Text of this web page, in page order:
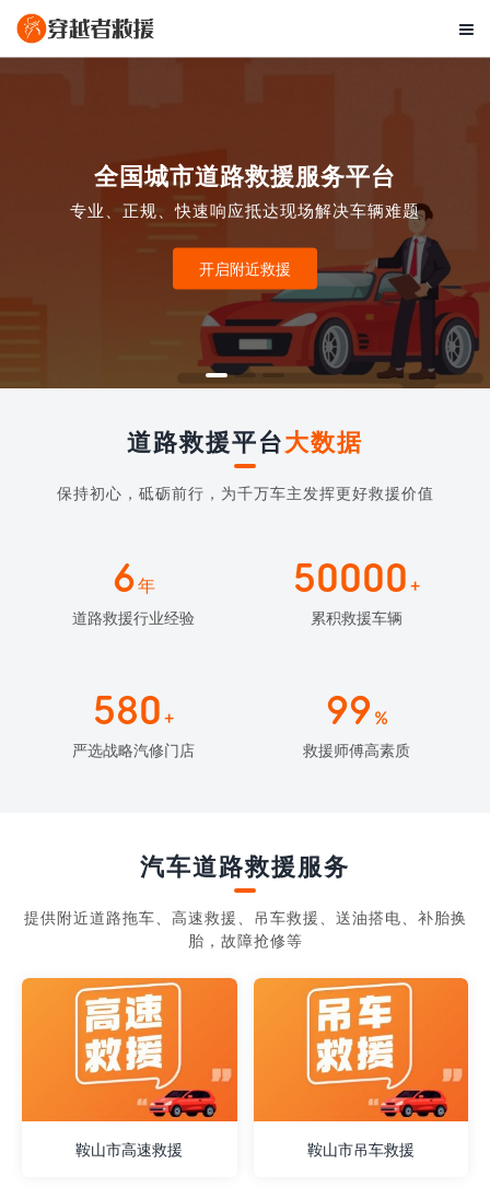

全国城市道路救援服务平台
专业、正规、快速响应抵达现场解决车辆难题
开启附近救援
道路救援平台大数据
保持初心，砥砺前行，为千万车主发挥更好救援价值
6年
道路救援行业经验
50000 +
累积救援车辆
580 +
严选战略汽修门店
99 %
救援师傅高素质
汽车道路救援服务
提供附近道路拖车、高速救援、吊车救援、送油搭电、补胎换
胎，故障抢修等
鞍山市高速救援 鞍山市吊车救援